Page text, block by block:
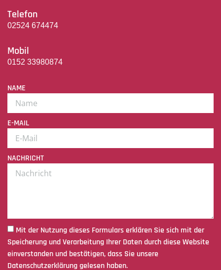
Telefon
02524 674474
Mobil
0152 33980874
NAME
E-MAIL
NACHRICHT
Mit der Nutzung dieses Formulars erklären Sie sich mit der
Speicherung und Verarbeitung Ihrer Daten durch diese Website
einverstanden und bestätigen, dass Sie unsere
Datenschutzerklärung gelesen haben.